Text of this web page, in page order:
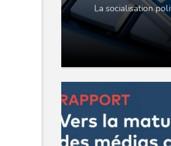
La socialisation